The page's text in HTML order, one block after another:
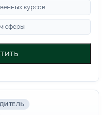
курсов
сферы